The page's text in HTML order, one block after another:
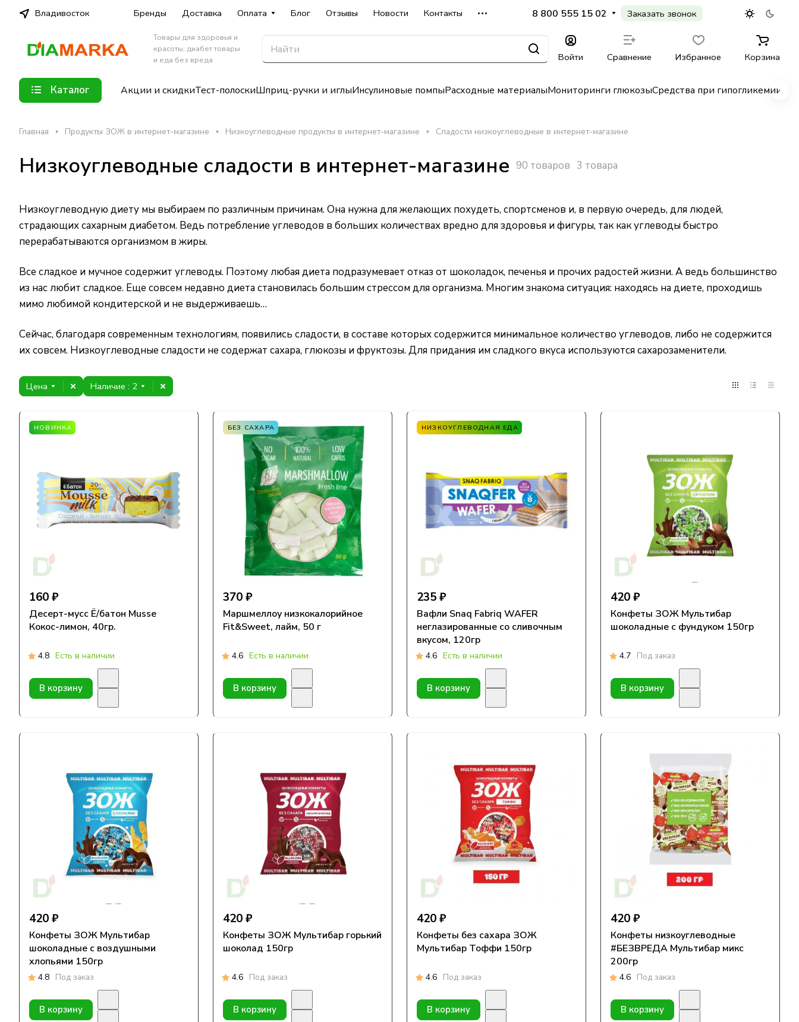
Владивосток Бренды Доставка Оплата Блог Отзывы Новости Контакты 8 800 555 15 02 Заказать звонок
Товары для здоровья и
красоты, диабет товары
и еда без вреда
Войти Сравнение Избранное Корзина
Каталог Акции и скидкиТест-полоскиШприц-ручки и иглыИнсулиновые помпыРасходные материалыМониторинги глюкозыСредства при гипогликемии
Главная Продукты ЗОЖ в интернет-магазине Низкоуглеводные продукты в интернет-магазине Сладости низкоуглеводные в интернет-магазине
Низкоуглеводные сладости в интернет-магазине 90 товаров 3 товара
Низкоуглеводную диету мы выбираем по различным причинам. Она нужна для желающих похудеть, спортсменов и, в первую очередь, для людей,
страдающих сахарным диабетом. Ведь потребление углеводов в больших количествах вредно для здоровья и фигуры, так как углеводы быстро
перерабатываются организмом в жиры.
Все сладкое и мучное содержит углеводы. Поэтому любая диета подразумевает отказ от шоколадок, печенья и прочих радостей жизни. А ведь большинство
из нас любит сладкое. Еще совсем недавно диета становилась большим стрессом для организма. Многим знакома ситуация: находясь на диете, проходишь
мимо любимой кондитерской и не выдерживаешь…
Сейчас, благодаря современным технологиям, появились сладости, в составе которых содержится минимальное количество углеводов, либо не содержится
их совсем. Низкоуглеводные сладости не содержат сахара, глюкозы и фруктозы. Для придания им сладкого вкуса используютсясахарозаменители.
Цена Наличие : 2
НОВИНКА
160 ₽
Десерт-мусс Ё/батон Musse
Кокос-лимон, 40гр.
4.8 Есть в наличии
В корзину
БЕЗ САХАРА
370 ₽
Маршмеллоу низкокалорийное
Fit&Sweet, лайм, 50 г
4.6 Есть в наличии
В корзину
НИЗКОУГЛЕВОДНАЯ ЕДА
235 ₽
Вафли Snaq Fabriq WAFER
неглазированные со сливочным
вкусом, 120гр
4.6 Есть в наличии
В корзину
420 ₽
Конфеты ЗОЖ Мультибар
шоколадные с фундуком 150гр
4.7 Под заказ
В корзину
420 ₽
Конфеты ЗОЖ Мультибар
шоколадные с воздушными
хлопьями 150гр
4.8 Под заказ
В корзину
420 ₽
Конфеты ЗОЖ Мультибар горький
шоколад 150гр
4.6 Под заказ
В корзину
420 ₽
Конфеты без сахара ЗОЖ
Мультибар Тоффи 150гр
4.6 Под заказ
В корзину
420 ₽
Конфеты низкоуглеводные
#БЕЗВРЕДА Мультибар микс
200гр
4.6 Под заказ
В корзину